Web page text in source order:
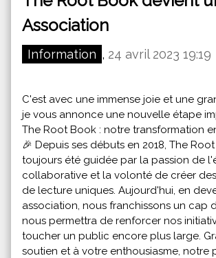
Association
Information , 24 avril 2023 19:19
C'est avec une immense joie et une
je vous annonce une nouvelle étape
The Root Book : notre transformation
🎉 Depuis ses débuts en 2018, The
toujours été guidée par la passion de
collaborative et la volonté de créer
de lecture uniques. Aujourd'hui, en
association, nous franchissons un cap
nous permettra de renforcer nos
toucher un public encore plus large.
soutien et à votre enthousiasme, notre